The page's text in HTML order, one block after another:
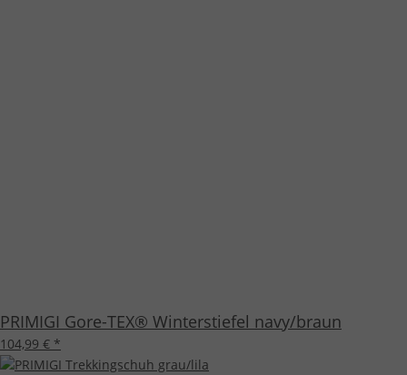
PRIMIGI Gore-TEX® Winterstiefel navy/braun
104,99 € *